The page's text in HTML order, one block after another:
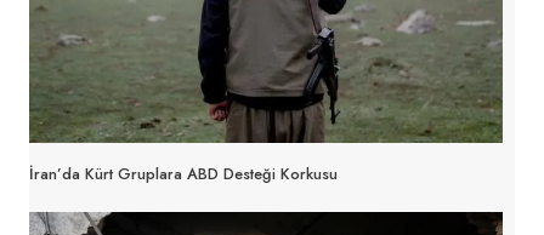
İran’da Kürt Gruplara ABD Desteği Korkusu